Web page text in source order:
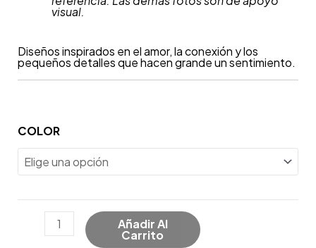
visual.
Diseños inspirados en el amor, la conexión y los
pequeños detalles que hacen grande un sentimiento.
COLOR
Añadir Al
Carrito